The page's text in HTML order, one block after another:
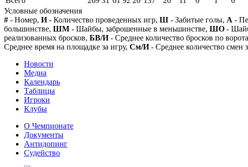
Условные обозначения
# - Номер, И- Количество проведенных игр, Ш - Забитые голы, А -
большинстве, ШМ - Шайбы, заброшенные в меньшинстве, ШО -
реализованных бросков, БВ/И- Среднее количество бросков по
Среднее время на площадке за игру, См/И- Среднее количество смен
Новости
Медиа
Календарь
Таблицы
Игроки
Клубы
О Чемпионате
Документы
Антидопинг
Судейство